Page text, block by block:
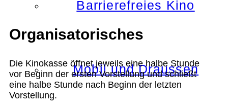
Barrierefreies Kino
Mobil und Draussen
Organisatorisches
Die Kinokasse öffnet jeweils eine halbe Stunde
vor Beginn der ersten Vorstellung und schließt
eine halbe Stunde nach Beginn der letzten
Vorstellung.